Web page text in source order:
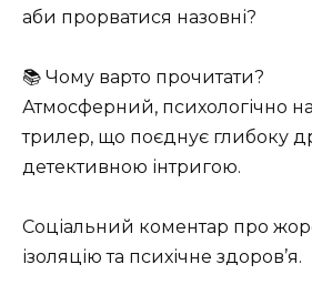
аби прорватися назовні?
📚 Чому варто прочитати?
Атмосферний, психологічно
трилер, що поєднує глибоку
детективною інтригою.
Соціальний коментар про
ізоляцію та психічне здоров’я.